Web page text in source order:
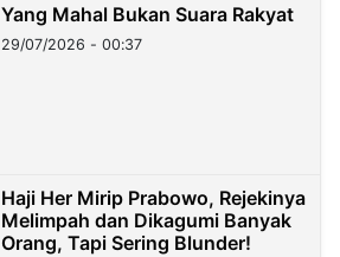
Yang Mahal Bukan Suara Rakyat
29/07/2026 - 00:37
Haji Her Mirip Prabowo, Rejekinya
Melimpah dan Dikagumi Banyak
Orang, Tapi Sering Blunder!